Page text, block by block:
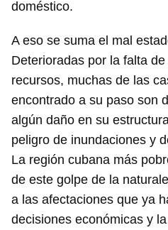
doméstico.
A eso se suma el mal
Deterioradas por la falta
recursos, muchas de las
encontrado a su paso son
algún daño en su
peligro de inundaciones y
La región cubana más
de este golpe de la
a las afectaciones que ya
decisiones económicas y